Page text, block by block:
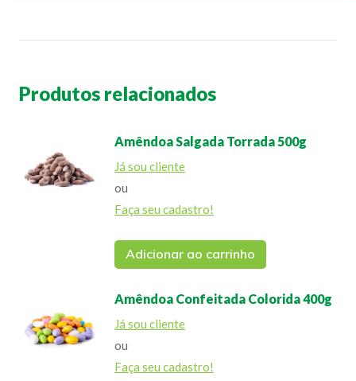
Produtos relacionados
Amêndoa Salgada Torrada 500g
Já sou cliente
ou
Faça seu cadastro!
Adicionar ao carrinho
Amêndoa Confeitada Colorida 400g
Já sou cliente
ou
Faça seu cadastro!